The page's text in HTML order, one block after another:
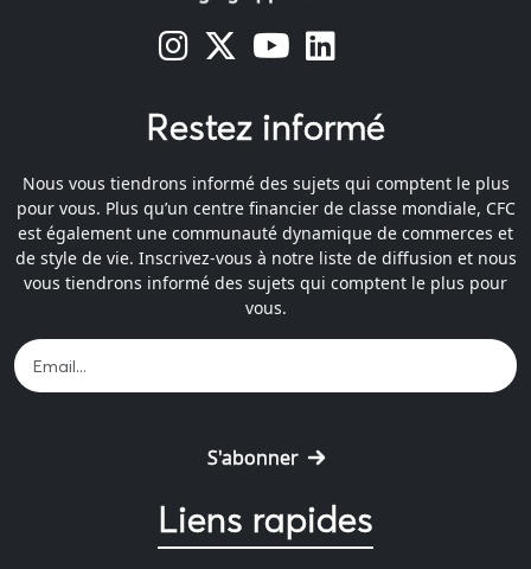
s s s
Restez informé
Nous vous tiendrons informé des sujets qui comptent le plus
pour vous. Plus qu’un centre financier de classe mondiale, CFC
est également une communauté dynamique de commerces et
de style de vie. Inscrivez-vous à notre liste de diffusion et nous
vous tiendrons informé des sujets qui comptent le plus pour
vous.
S'abonner
Liens rapides